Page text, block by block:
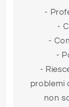
-
-
-
-
-
problemi
non